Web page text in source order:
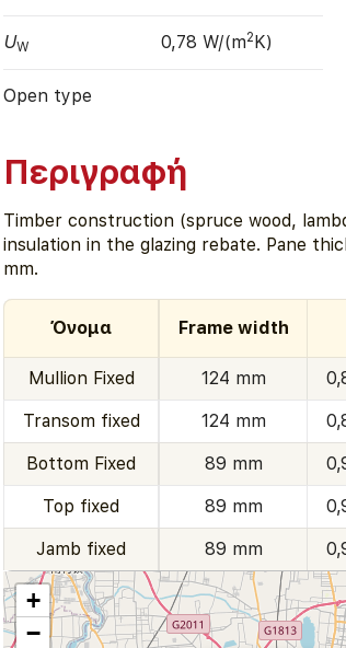
UW 0,78 W/(m2K)
Open type
Περιγραφή
Timber construction (spruce wood,
insulation in the glazing rebate. Pane
mm.
Όνομα Frame width
Mullion Fixed 124 mm
Transom fixed 124 mm
Bottom Fixed 89 mm
Top fixed 89 mm
Jamb fixed 89 mm
+
−